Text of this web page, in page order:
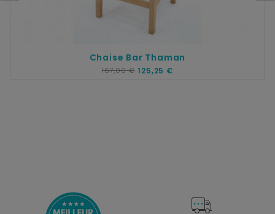
Chaise Bar Thaman
167,00 € 125,25 €